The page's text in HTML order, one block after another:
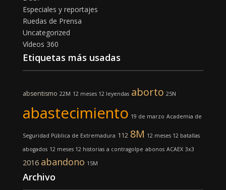
Especiales y reportajes
Ruedas de Prensa
Uncategorized
Vídeos 360
Etiquetas más usadas
absentismo 22M 12 meses 12 leyendas aborto 25N
abastecimiento 19 de marzo Academia de
Seguridad Pública de Extremadura 112 8M 12 meses 12 batallas
abogados 12 meses 12 historias a contragolpe abonos ACAEX 3x3
2016 abandono 15M
Archivo